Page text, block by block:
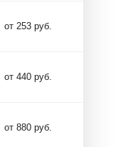
от 253 руб.
от 440 руб.
от 880 руб.